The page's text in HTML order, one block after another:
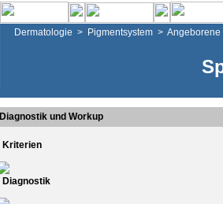
Dermatologie > Pigmentsystem > Angeborene
Diagnostik und Workup
Kriterien
Diagnostik